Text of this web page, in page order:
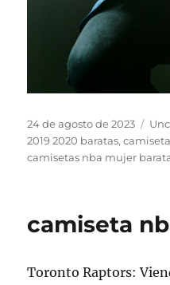
Publicado
el
24 de agosto de 2023
2019 2020 baratas,
camisetas nba mujer
camiseta
Toronto Raptors: